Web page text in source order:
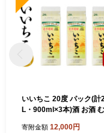
いいちこ 20度 パック(計
L・900ml×3本)酒 お酒
ール 飲料 常温 紙パック
寄附金額 12,000円